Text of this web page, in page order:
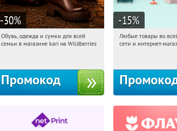
-30%
02:41:25 Получили:
Обувь, одежда и сумки для всей
семьи в магазине kari на Wildberries
Промокод
-15%
02:41:25
Любые товары во
сети и интернет-